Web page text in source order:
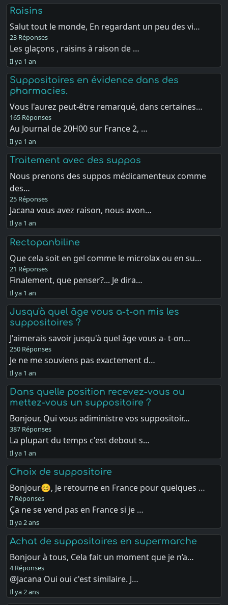
Raisins
Salut tout le monde, En regardant un peu des vi…
23 Réponses
Les glaçons , raisins à raison de …
Il ya 1 an
Suppositoires en évidence dans des
pharmacies.
Vous l'aurez peut-être remarqué, dans certaines…
165 Réponses
Au Journal de 20H00 sur France 2, …
Il ya 1 an
Traitement avec des suppos
Nous prenons des suppos médicamenteux comme
des…
25 Réponses
Jacana vous avez raison, nous avon…
Il ya 1 an
Rectopanbiline
Que cela soit en gel comme le microlax ou en su…
21 Réponses
Finalement, que penser?... Je dira…
Il ya 1 an
Jusqu'à quel âge vous a-t-on mis les
suppositoires ?
J'aimerais savoir jusqu'à quel âge vous a- t-on…
250 Réponses
Je ne me souviens pas exactement d…
Il ya 1 an
Dans quelle position recevez-vous ou
mettez-vous un suppositoire ?
Bonjour, Qui vous adiministre vos suppositoir…
387 Réponses
La plupart du temps c'est debout s…
Il ya 1 an
Choix de suppositoire
Bonjour😊, Je retourne en France pour quelques …
7 Réponses
Ça ne se vend pas en France si je …
Il ya 2 ans
Achat de suppositoires en supermarche
Bonjour à tous, Cela fait un moment que je n’a…
4 Réponses
@Jacana Oui oui c'est similaire. J…
Il ya 2 ans